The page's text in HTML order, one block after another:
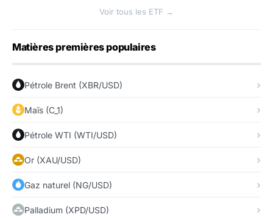
Voir tous les ETF →
Matières premières populaires
Pétrole Brent (XBR/USD)
Maïs (C_1)
Pétrole WTI (WTI/USD)
Or (XAU/USD)
Gaz naturel (NG/USD)
Palladium (XPD/USD)